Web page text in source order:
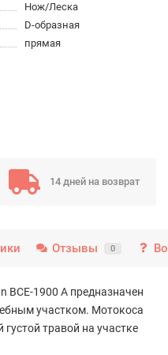
Нож/Леска
D-образная
прямая
14 дней на возврат
Отзывы 0
BCE-1900 A предназначен
участком. Мотокоса
травой на участке